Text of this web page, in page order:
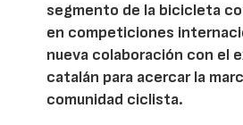
segmento de la bicicleta
en competiciones
nueva colaboración con el
catalán para acercar la
comunidad ciclista.